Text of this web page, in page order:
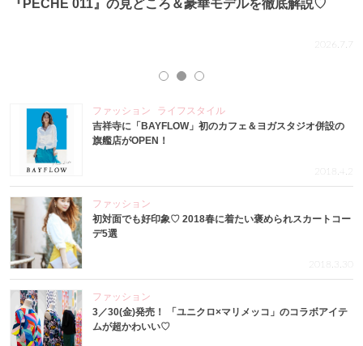
『PECHE 011』の見どころ＆豪華モデルを徹底解説♡
2026.7.7
ファッション
ライフスタイル
吉祥寺に「BAYFLOW」初のカフェ＆ヨガスタジオ併設の
旗艦店がOPEN！
2018.4.2
ファッション
初対面でも好印象♡ 2018春に着たい褒められスカートコー
デ5選
2018.3.30
ファッション
3／30(金)発売！ 「ユニクロ×マリメッコ」のコラボアイテ
ムが超かわいい♡